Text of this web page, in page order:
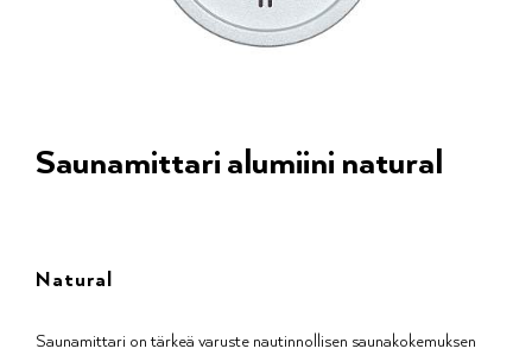
Saunamittari alumiini natural
Natural
Saunamittari on tärkeä varuste nautinnollisen saunakokemuksen